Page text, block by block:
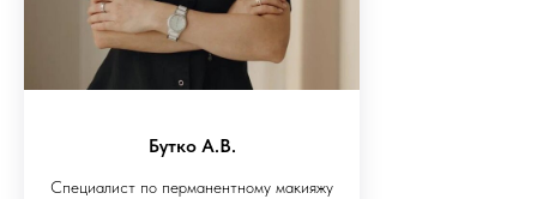
Бутко А.В.
Специалист по перманентному макияжу